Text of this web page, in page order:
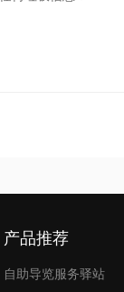
产品推荐
自助导览服务驿站